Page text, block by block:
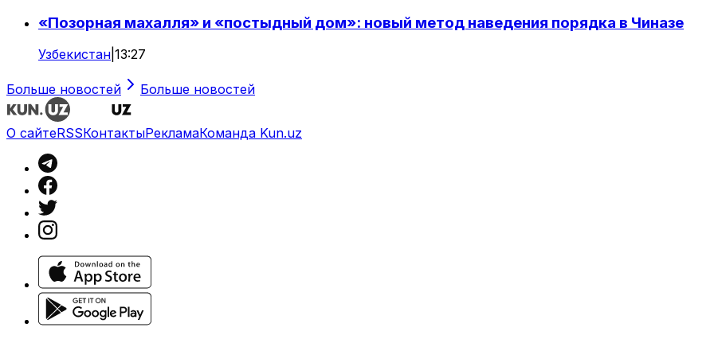
«Позорная махалля» и «постыдный дом»: новый метод наведения порядка в Чиназе
Узбекистан 13:27
Больше новостей Больше новостей
О сайтеRSSКонтактыРекламаКоманда Kun.uz